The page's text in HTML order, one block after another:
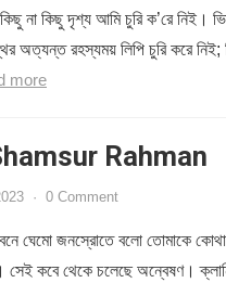
না কিছু দৃশ্য আমি চুরি ক’রে নিই।
অত্যন্ত রহস্যময় লিপি চুরি করে নিই;
more
Rahman
· 0 Comment
বনে ঘেমো জনস্রোতে বলো তোমাকে
সেই কবে থেকে চলেছে অন্বেষণ।